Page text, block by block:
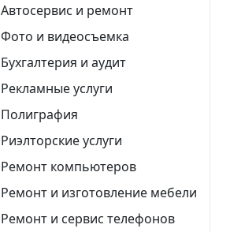
Автосервис и ремонт
Фото и видеосъемка
Бухгалтерия и аудит
Рекламные услуги
Полиграфия
Риэлторские услуги
Ремонт компьютеров
Ремонт и изготовление мебели
Ремонт и сервис телефонов